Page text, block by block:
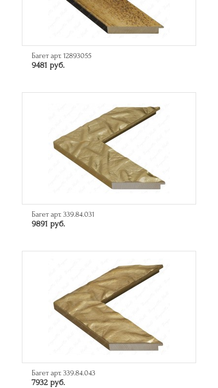
Багет арт. 12893055
9481 руб.
Багет арт. 339.84.031
9891 руб.
Багет арт. 339.84.043
7932 руб.